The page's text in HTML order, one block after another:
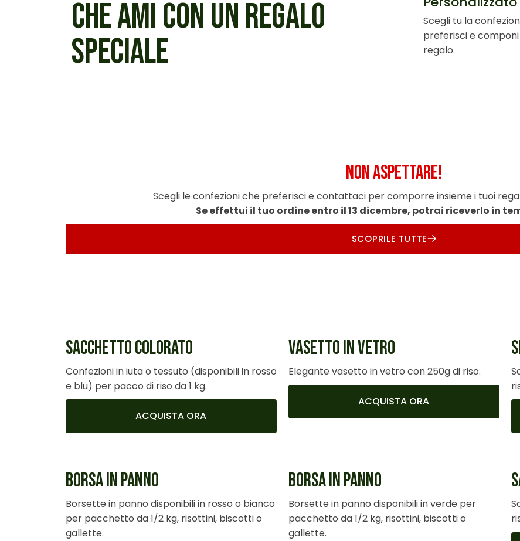
CHE AMI CON UN REGALO
SPECIALE
Scegli tu la
preferisci e
regalo.
NON ASPETTARE!
Scegli le confezioni che preferisci e contattaci per comporre insieme i tuoi
Se effettui il tuo ordine entro il 13 dicembre, potrai riceverlo in
SCOPRILE TUTTE
SACCHETTO COLORATO
Confezioni in iuta o tessuto (disponibili in rosso
e blu) per pacco di riso da 1 kg.
ACQUISTA ORA
VASETTO IN VETRO
Elegante vasetto in vetro con 250g di riso.
ACQUISTA ORA
BORSA IN PANNO
Borsette in panno disponibili in rosso o bianco
per pacchetto da 1/2 kg, risottini, biscotti o
gallette.
BORSA IN PANNO
Borsette in panno disponibili in verde per
pacchetto da 1/2 kg, risottini, biscotti o
gallette.